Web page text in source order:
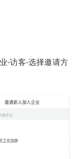
-访客-选择邀请方